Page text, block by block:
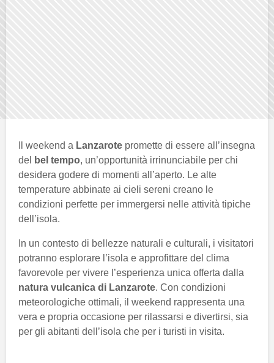
Il weekend a Lanzarote promette di essere all’insegna
del
bel tempo, un’opportunità irrinunciabile per chi
desidera godere di momenti all’aperto. Le alte
temperature abbinate ai cieli sereni creano le
condizioni perfette per immergersi nelle attività tipiche
dell’isola.
In un contesto di bellezze naturali e culturali, i visitatori
potranno esplorare l’isola e approfittare del clima
favorevole per vivere l’esperienza unica offerta dalla
natura vulcanica di Lanzarote. Con condizioni
meteorologiche ottimali, il weekend rappresenta una
vera e propria occasione per rilassarsi e divertirsi, sia
per gli abitanti dell’isola che per i turisti in visita.